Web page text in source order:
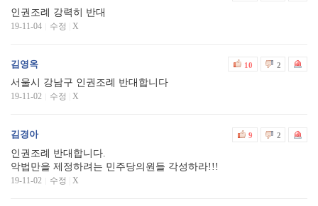
인권조례 강력히 반대
19-11-04 수정 X
김영옥 10 2
서울시 강남구 인권조례 반대합니다
19-11-02 수정 X
김경아 9 2
인권조례 반대합니다.
악법만을 제정하려는 민주당의원들 각성하라!!!
19-11-02 수정 X